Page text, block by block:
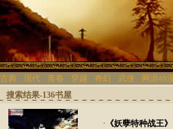
古典 现代 青春 穿越 奇幻 武侠
网游动
搜索结果-136书屋
· 《妖孽特种战王》